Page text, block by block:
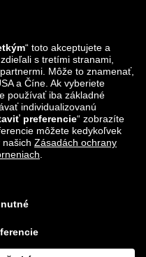
objednávky nie je v cene
za nezáväzný odhad
službu od spoločnosti
účtované v €. Keďže